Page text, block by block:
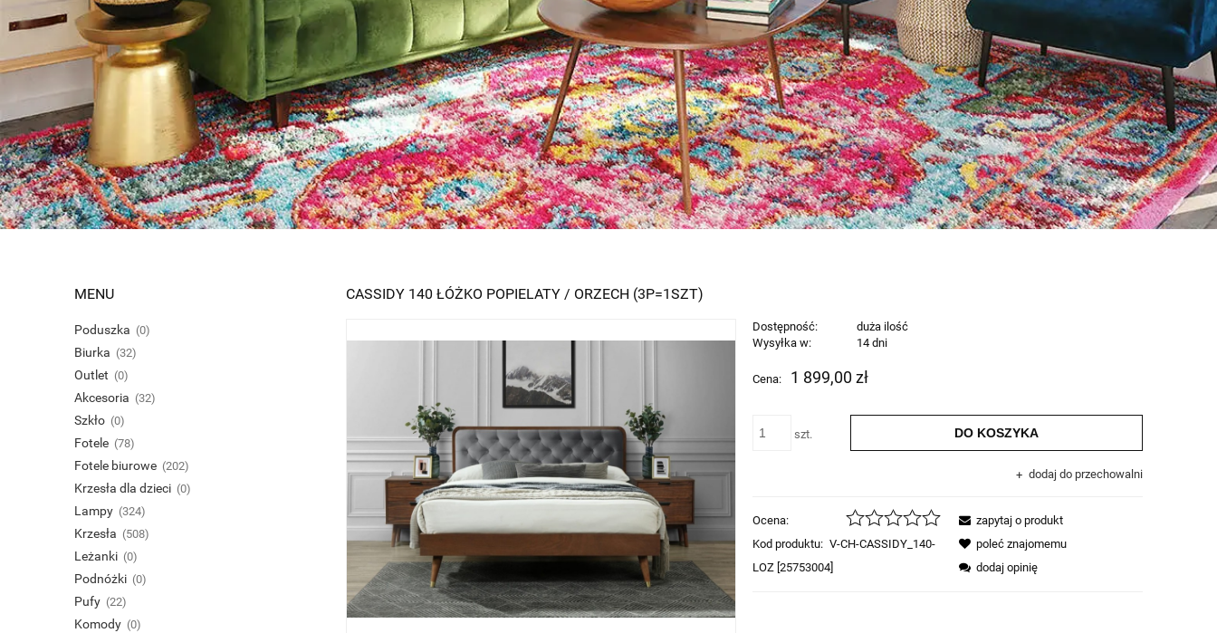
MENU
Poduszka (0)
Biurka (32)
Outlet (0)
Akcesoria (32)
Szkło (0)
Fotele (78)
Fotele biurowe (202)
Krzesła dla dzieci (0)
Lampy (324)
Krzesła (508)
Leżanki (0)
Podnóżki (0)
Pufy (22)
Komody (0)
CASSIDY 140 ŁÓŻKO POPIELATY / ORZECH (3P=1SZT)
Dostępność:
duża ilość
Wysyłka w:
14 dni
Cena: 1 899,00 zł
szt. DO KOSZYKA
dodaj do przechowalni
Ocena:
Kod produktu: V-CH-CASSIDY_140-
LOZ [25753004]
zapytaj o produkt
poleć znajomemu
dodaj opinię